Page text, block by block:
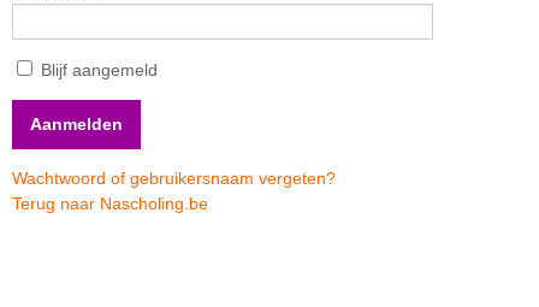
Blijf aangemeld
Wachtwoord of gebruikersnaam vergeten?
Terug naar Nascholing.be